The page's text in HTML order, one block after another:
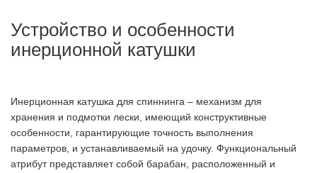
Устройство и особенности
инерционной катушки
Инерционная катушка для спиннинга – механизм для
хранения и подмотки лески, имеющий конструктивные
особенности, гарантирующие точность выполнения
параметров, и устанавливаемый на удочку. Функциональный
атрибут представляет собой барабан, расположенный и